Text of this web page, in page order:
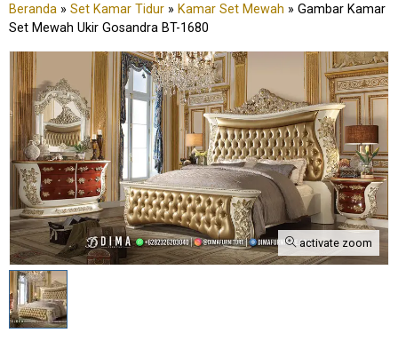
Beranda » Set Kamar Tidur » Kamar Set Mewah » Gambar Kamar
Set Mewah Ukir Gosandra BT-1680
activate zoom